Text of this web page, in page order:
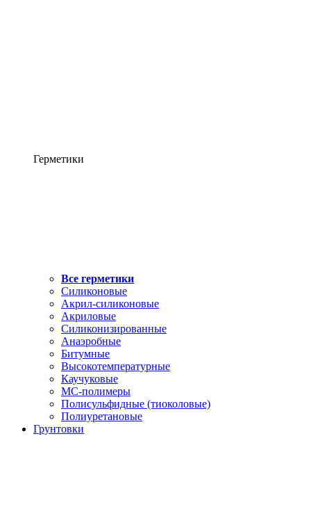
Герметики
Все герметики
Силиконовые
Акрил-силиконовые
Акриловые
Силиконизированные
Анаэробные
Битумные
Высокотемпературные
Каучуковые
МС-полимеры
Полисульфидные (тиоколовые)
Полиуретановые
Грунтовки